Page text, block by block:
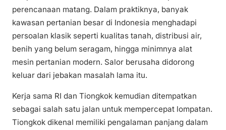
perencanaan matang. Dalam praktiknya, banyak
kawasan pertanian besar di Indonesia menghadapi
persoalan klasik seperti kualitas tanah, distribusi air,
benih yang belum seragam, hingga minimnya alat
mesin pertanian modern. Salor berusaha didorong
keluar dari jebakan masalah lama itu.
Kerja sama RI dan Tiongkok kemudian ditempatkan
sebagai salah satu jalan untuk mempercepat lompatan.
Tiongkok dikenal memiliki pengalaman panjang dalam